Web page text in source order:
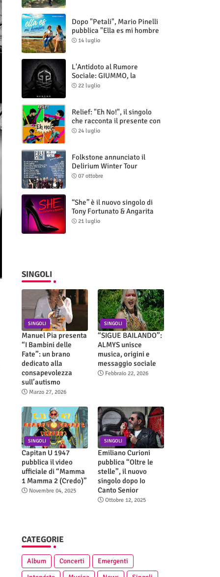
Dopo "Petali", Mario Pinelli
pubblica "Ella es mi hombre
(Il mio uomo è lei)"
14 luglio
L'Antidoto al Rumore
Sociale: GIUMMO, la
Maschera e la Cruda Verità
22 luglio
Relief: "Eh No!", il singolo
che racconta il presente con
ironia e autenticità
24 luglio
Folkstone annunciato il
Delirium Winter Tour
(Special Edition)
07 ottobre
“She” è il nuovo singolo di
Tony Fortunato & Angarita
21 luglio
SINGOLI
SINGOLI
Manuel Pia presenta
“I Bambini delle
Fate”: un brano
dedicato alla
consapevolezza
sull’autismo
Marzo 27, 2026
SINGOLI
“SIGUE BAILANDO”:
ALMYS unisce
musica, origini e
messaggio sociale
Febbraio 22, 2026
SINGOLI
Capitan U 1947
pubblica il video
ufficiale di “Mamma
1 Mamma 2 (Credo)”
Novembre 04, 2025
SINGOLI
Emiliano Curioni
pubblica “Oltre le
stelle”, il nuovo
singolo dopo Io
Canto Senior
Ottobre 12, 2025
CATEGORIE
Album Concerti
Emergenti